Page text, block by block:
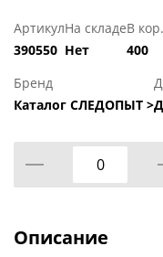
Артикул
390550
На складе
Нет
В кор.
400
Бренд
Каталог СЛЕДОПЫТ >
Описание